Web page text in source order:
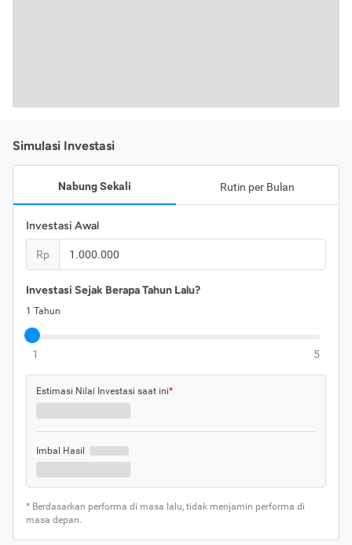
Simulasi Investasi
Nabung Sekali Rutin per Bulan
Investasi Awal
Rp
Investasi Sejak Berapa Tahun Lalu?
1 Tahun
1 5
Estimasi Nilai Investasi saat ini*
Imbal Hasil
* Berdasarkan performa di masa lalu, tidak menjamin performa di
masa depan.